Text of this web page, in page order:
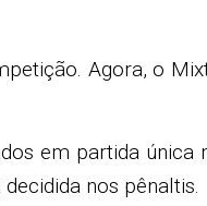
Agora, o
em partida única
nos pênaltis.